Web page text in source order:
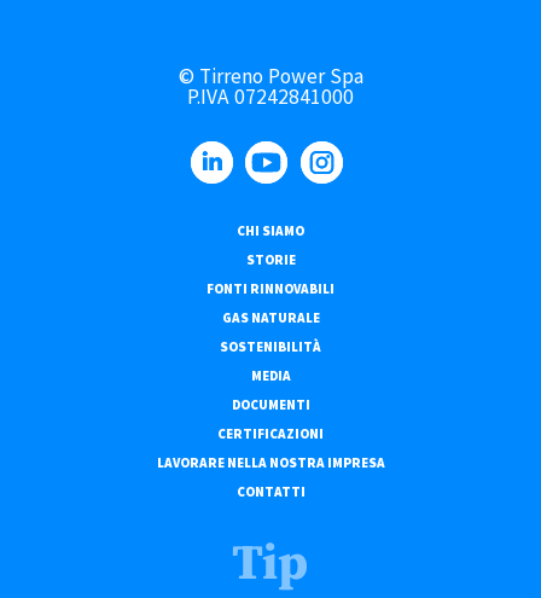
© Tirreno Power Spa
P.IVA 07242841000
CHI SIAMO
STORIE
FONTI RINNOVABILI
GAS NATURALE
SOSTENIBILITÀ
MEDIA
DOCUMENTI
CERTIFICAZIONI
LAVORARE NELLA NOSTRA IMPRESA
CONTATTI
Tip